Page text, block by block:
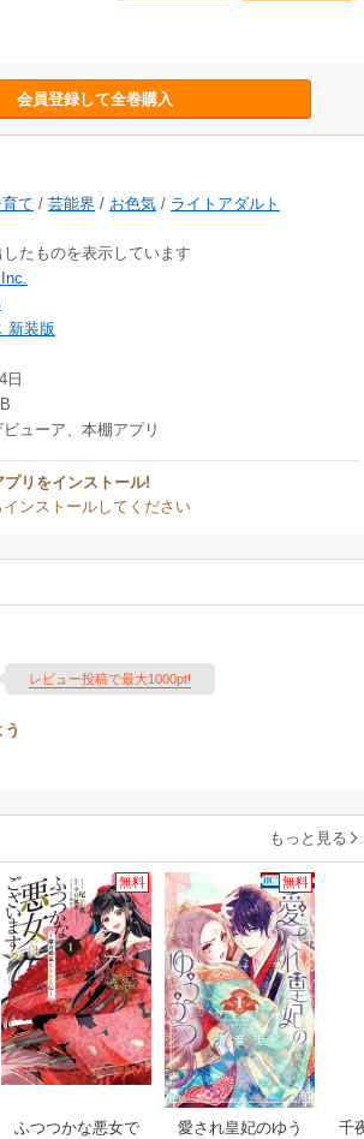
会員登録して全巻購入
て / 芸能界 / お色気 / ライトアダルト
たものを表示しています
新装版
日
ューア、本棚アプリ
プリをインストール!
インストールしてください
レビュー投稿で最大1000pt!
もっと見る
無料
ふつつかな悪女で
無料
愛され皇妃のゆう
千